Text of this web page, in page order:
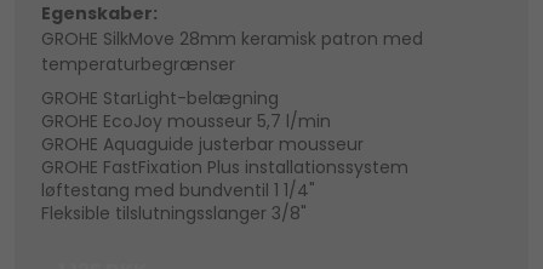
Egenskaber:
GROHE SilkMove 28mm keramisk patron med
temperaturbegrænser
GROHE StarLight-belægning
GROHE EcoJoy mousseur 5,7 l/min
GROHE Aquaguide justerbar mousseur
GROHE FastFixation Plus installationssystem
løftestang med bundventil 1 1/4"
Fleksible tilslutningsslanger 3/8"